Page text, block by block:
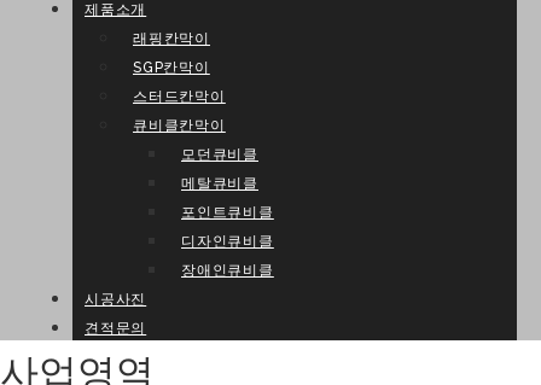
제품소개
래핑칸막이
SGP칸막이
스터드칸막이
큐비클칸막이
모던큐비클
메탈큐비클
포인트큐비클
디자인큐비클
장애인큐비클
시공사진
견적문의
사업영역